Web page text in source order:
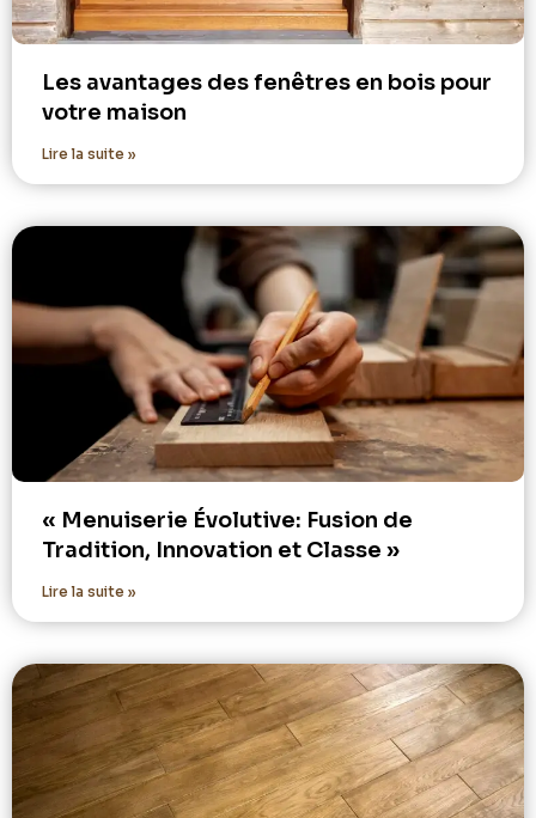
Les avantages des fenêtres en bois pour
votre maison
Lire la suite »
« Menuiserie Évolutive: Fusion de
Tradition, Innovation et Classe »
Lire la suite »